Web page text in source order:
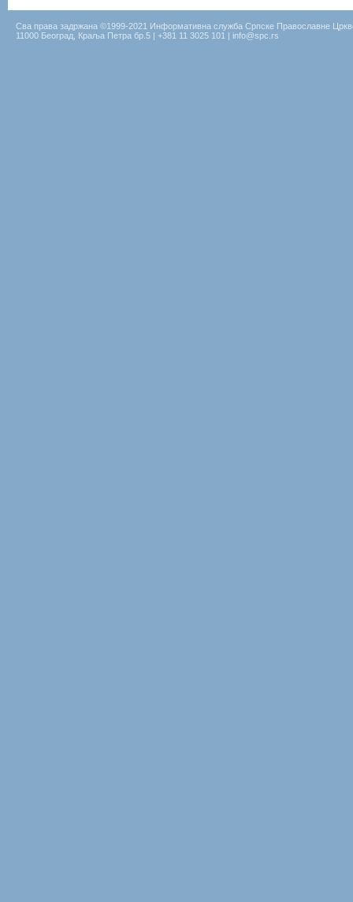
Сва права задржана ©1999-2021 Информативна служба Српске Православне
11000 Београд, Краља Петра бр.5 | +381 11 3025 101 | info@spc.rs